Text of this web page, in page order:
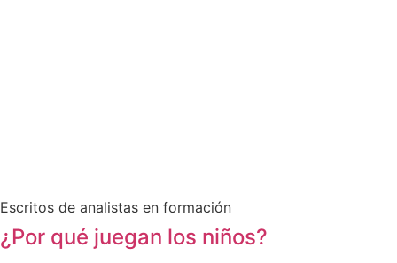
Escritos de analistas en formación
¿Por qué juegan los niños?